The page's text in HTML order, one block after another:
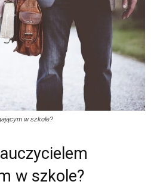
w szkole?
w szkole?